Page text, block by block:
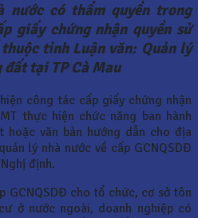
nước có thẩm quyền trong
giấy chứng nhận quyền sử
tỉnh Luận văn: Quản lý
đất tại TP Cà Mau
công tác cấp giấy chứng nhận
thực hiện chức năng ban hành
hoặc văn bản hướng dẫn cho địa
lý nhà nước về cấp GCNQSDĐ
định.
GCNQSDĐ cho tổ chức, cơ sở tôn
ở nước ngoài, doanh nghiệp có